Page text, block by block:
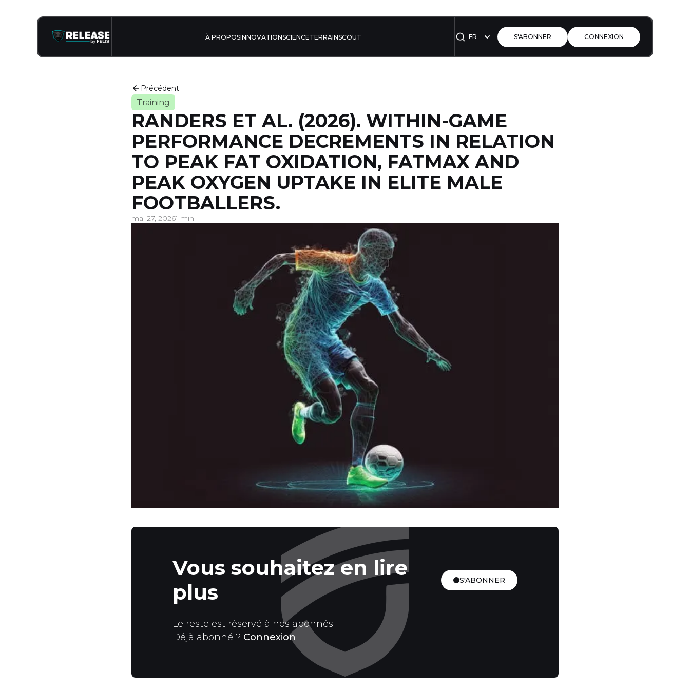
INNOVATIONSCIENCETERRAINSCOUT
À PROPOS FR S'ABONNER CONNEXION
Précédent
Training
RANDERS ET AL. (2026). WITHIN-GAME
PERFORMANCE DECREMENTS IN RELATION
TO PEAK FAT OXIDATION, FATMAX AND
PEAK OXYGEN UPTAKE IN ELITE MALE
FOOTBALLERS.
mai 27, 20261 min
Vous souhaitez en lire
plus
S'ABONNER
Le reste est réservé à nos abonnés.
Déjà abonné ? Connexion